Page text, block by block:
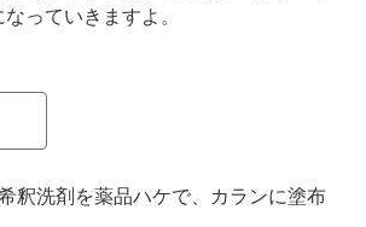
っていきますよ。
釈洗剤を薬品ハケで、カランに塗布